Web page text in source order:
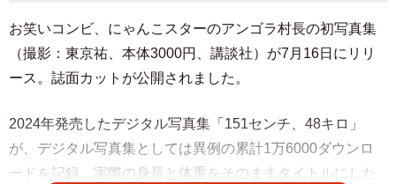
お笑いコンビ、にゃんこスターのアンゴラ村長の初写真集
（撮影：東京祐、本体3000円、講談社）が7月16日にリリ
ース。誌面カットが公開されました。
2024年発売したデジタル写真集「151センチ、48キロ」
が、デジタル写真集としては異例の累計1万6000ダウンロ
ードを記録。実際の身長と体重をそのままタイトルにした